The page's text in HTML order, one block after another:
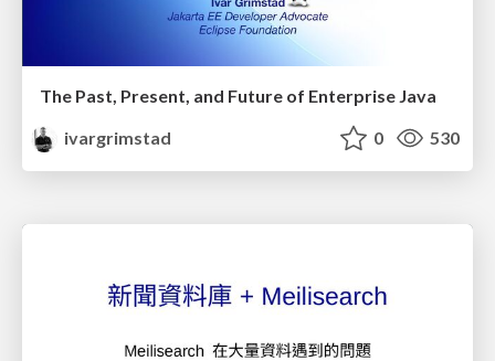
The Past, Present, and Future of Enterprise Java
ivargrimstad
0 530